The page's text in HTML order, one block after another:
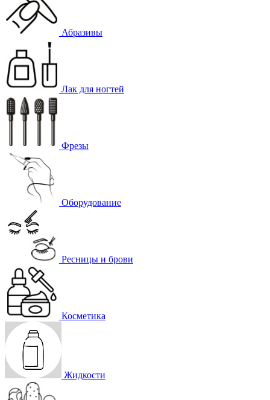
Абразивы
Лак для ногтей
Фрезы
Оборудование
Ресницы и брови
Косметика
Жидкости